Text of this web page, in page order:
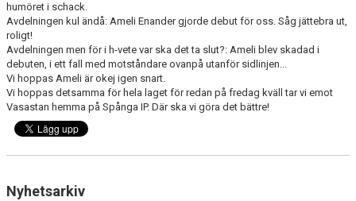
humöret i schack.
Avdelningen kul ändå: Ameli Enander gjorde debut för oss. Såg jättebra ut,
roligt!
Avdelningen men för i h-vete var ska det ta slut?: Ameli blev skadad i
debuten, i ett fall med motståndare ovanpå utanför sidlinjen...
Vi hoppas Ameli är okej igen snart.
Vi hoppas detsamma för hela laget för redan på fredag kväll tar vi emot
Vasastan hemma på Spånga IP. Där ska vi göra det bättre!
Nyhetsarkiv